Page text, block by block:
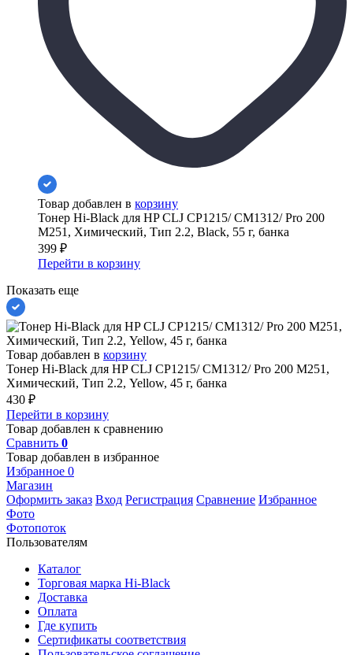
Товар добавлен в корзину
Тонер Hi-Black для HP CLJ CP1215/ CM1312/ Pro 200
M251, Химический, Тип 2.2, Black, 55 г, банка
399 ₽
Перейти в корзину
Показать еще
Товар добавлен в корзину
Тонер Hi-Black для HP CLJ CP1215/ CM1312/ Pro 200 M251,
Химический, Тип 2.2, Yellow, 45 г, банка
430 ₽
Перейти в корзину
Товар добавлен к сравнению
Сравнить 0
Товар добавлен в избранное
Избранное 0
Магазин
Оформить заказ Вход Регистрация Сравнение Избранное
Фото
Фотопоток
Пользователям
Каталог
Торговая марка Hi-Black
Доставка
Оплата
Где купить
Сертификаты соответствия